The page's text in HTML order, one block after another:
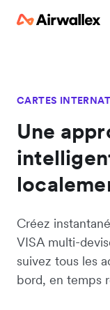
CARTES
Une
Créez
VISA multi-
suivez tous les
bord, en temps